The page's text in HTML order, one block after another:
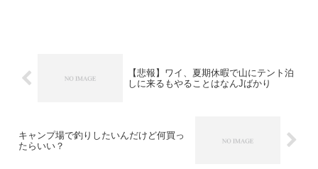
【悲報】ワイ、夏期休暇で山にテント泊
しに来るもやることはなんJばかり
キャンプ場で釣りしたいんだけど何買っ
たらいい？